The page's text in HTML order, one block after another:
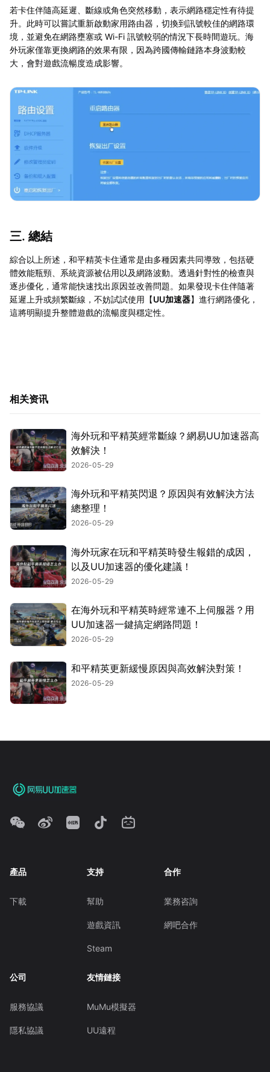
若卡住伴隨高延遲、斷線或角色突然移動，表示網路穩定性有待提
升。此時可以嘗試重新啟動家用路由器，切換到訊號較佳的網路環
境，並避免在網路壅塞或 Wi-Fi 訊號較弱的情況下長時間遊玩。海
外玩家僅靠更換網路的效果有限，因為跨國傳輸鏈路本身波動較
大，會對遊戲流暢度造成影響。
三. 總結
綜合以上所述，和平精英卡住通常是由多種因素共同導致，包括硬
體效能瓶頸、系統資源被佔用以及網路波動。透過針對性的檢查與
逐步優化，通常能快速找出原因並改善問題。如果發現卡住伴隨著
延遲上升或頻繁斷線，不妨試試使用【UU加速器】進行網路優化，
這將明顯提升整體遊戲的流暢度與穩定性。
相关资讯
海外玩和平精英經常斷線？網易UU加速器高
效解決！
2026-05-29
海外玩和平精英閃退？原因與有效解決方法
總整理！
2026-05-29
海外玩家在玩和平精英時發生報錯的成因，
以及UU加速器的優化建議！
2026-05-29
在海外玩和平精英時經常連不上伺服器？用
UU加速器一鍵搞定網路問題！
2026-05-29
和平精英更新緩慢原因與高效解決對策！
2026-05-29
產品
下載
支持
幫助
遊戲資訊
Steam
合作
業務咨詢
網吧合作
公司
服務協議
隱私協議
友情鏈接
MuMu模擬器
UU遠程